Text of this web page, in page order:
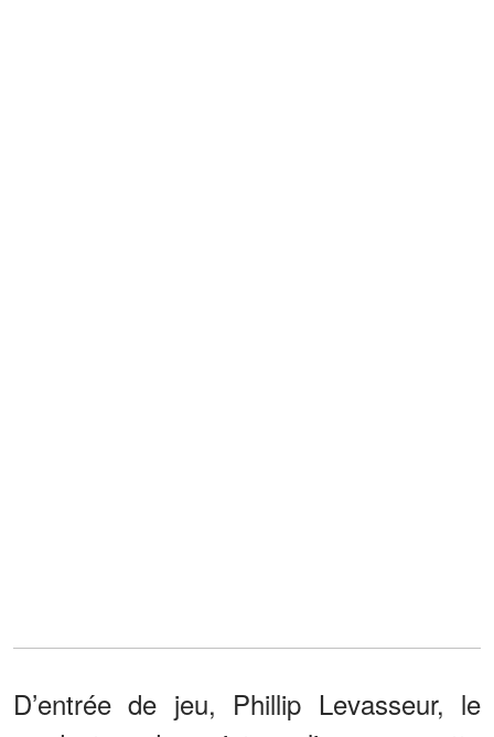
D’entrée de jeu, Phillip Levasseur, le